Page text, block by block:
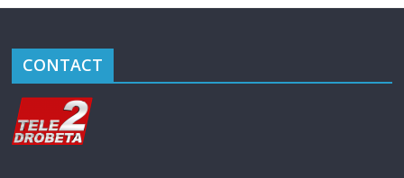
CONTACT